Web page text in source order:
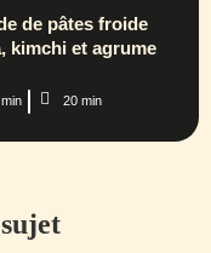
de pâtes froide
kimchi et agrume
20 min